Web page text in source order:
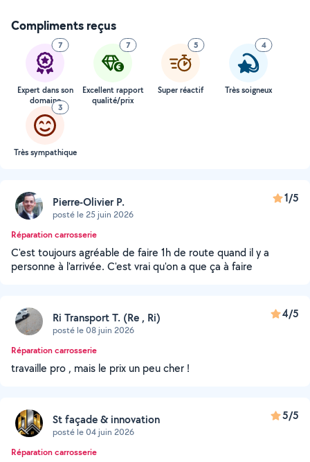
Compliments reçus
7
Expert dans son
domaine
7
Excellent rapport
qualité/prix
5
Super réactif
4
Très soigneux
3
Très sympathique
Pierre-Olivier P.
posté le 25 juin 2026
1/5
Réparation carrosserie
C'est toujours agréable de faire 1h de route quand il y a
personne à l'arrivée. C'est vrai qu'on a que ça à faire
Ri Transport T. (Re , Ri)
posté le 08 juin 2026
4/5
Réparation carrosserie
travaille pro , mais le prix un peu cher !
St façade & innovation
posté le 04 juin 2026
5/5
Réparation carrosserie